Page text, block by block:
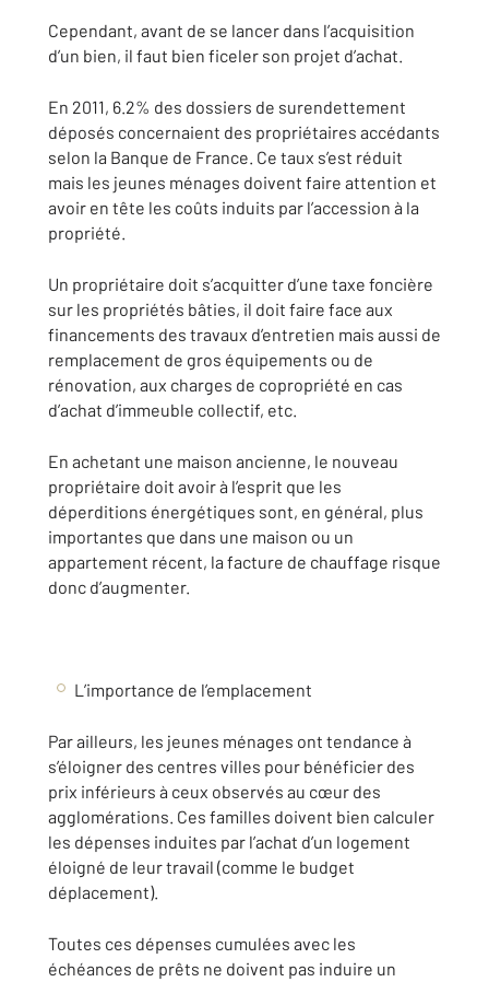
Cependant, avant de se lancer dans l’acquisition
d’un bien, il faut bien ficeler son projet d’achat.
En 2011, 6.2% des dossiers de surendettement
déposés concernaient des propriétaires accédants
selon la Banque de France. Ce taux s’est réduit
mais les jeunes ménages doivent faire attention et
avoir en tête les coûts induits par l’accession à la
propriété.
Un propriétaire doit s’acquitter d’une taxe foncière
sur les propriétés bâties, il doit faire face aux
financements des travaux d’entretien mais aussi de
remplacement de gros équipements ou de
rénovation, aux charges de copropriété en cas
d’achat d’immeuble collectif, etc.
En achetant une maison ancienne, le nouveau
propriétaire doit avoir à l’esprit que les
déperditions énergétiques sont, en général, plus
importantes que dans une maison ou un
appartement récent, la facture de chauffage risque
donc d’augmenter.
L’importance de l’emplacement
Par ailleurs, les jeunes ménages ont tendance à
s’éloigner des centres villes pour bénéficier des
prix inférieurs à ceux observés au cœur des
agglomérations. Ces familles doivent bien calculer
les dépenses induites par l’achat d’un logement
éloigné de leur travail (comme le budget
déplacement).
Toutes ces dépenses cumulées avec les
échéances de prêts ne doivent pas induire un